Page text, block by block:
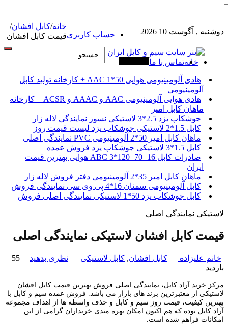
دوشنبه , آگوست 10 2026 حساب کاربری
خانهتماس با ما
هادی آلومینیومی هوایی 50*1 AAC + کارخانه تولید کابل
آلومینیومی
هادی هوایی آلومینیومی AAC و AAAC و ACSR + کارخانه
ماهان کابل امیر
جوشکاب یزد 2.5*3 لاستیکی نسوز نمایندگی لاله زار
کابل 1.5*2 لاستیکی جوشکاب یزد لیست قیمت روز
ماهان کابل امیر 50*2 آلومینیومی PVC نمایندگی اصلی
کابل 1.5*3 لاستیکی جوشکاب یزد فروش عمده
صادرات کابل 16+70+120*3 ABC هوایی بهترین قیمت
ایران
ماهان کابل امیر 35*2 آلومینیومی دفتر فروش لاله زار
کابل آلومینیومی سمنان 16*4 پی وی سی نمایندگی فروش
کابل جوشکاب یزد 50*1 لاستیکی نمایندگی اصلی فروش
خانه/کابل افشان/
قیمت کابل افشان
لاستیکی نمایندگی اصلی
قیمت کابل افشان لاستیکی نمایندگی اصلی
خانم علیزاده کابل افشان, کابل لاستیکی نظری بدهید
55
بازدید
مرکز خرید آراد کابل، نمایندگی اصلی فروش بهترین قیمت کابل افشان
لاستیکی از معتبرترین برند های بازار می باشد. فروش عمده سیم و کابل با
بهترین کیفیت، قیمت روز سیم و کابل و حذف واسطه ها از اهداف مجموعه
آراد کابل بوده که هم اکنون امکان بهره مندی خریداران گرامی از این
امکانات فراهم شده است.